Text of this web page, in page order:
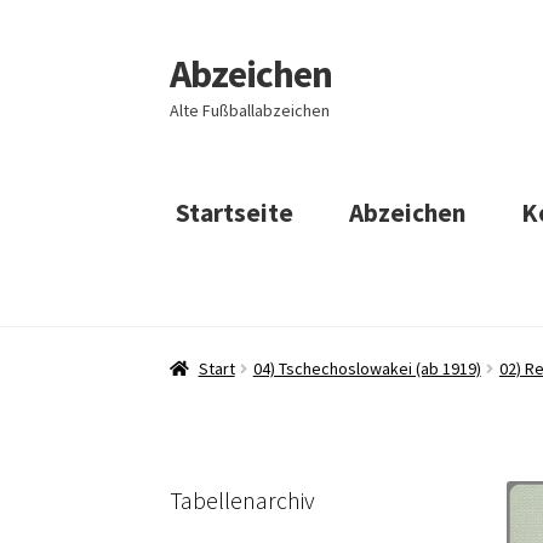
Zur
Navigation
springen
Zum
Inhalt
springen
Abzeichen
Alte Fußballabzeichen
Startseite Abzeichen
Start 04) Tschechoslowakei (ab 1919) 02)
Tabellenarchiv